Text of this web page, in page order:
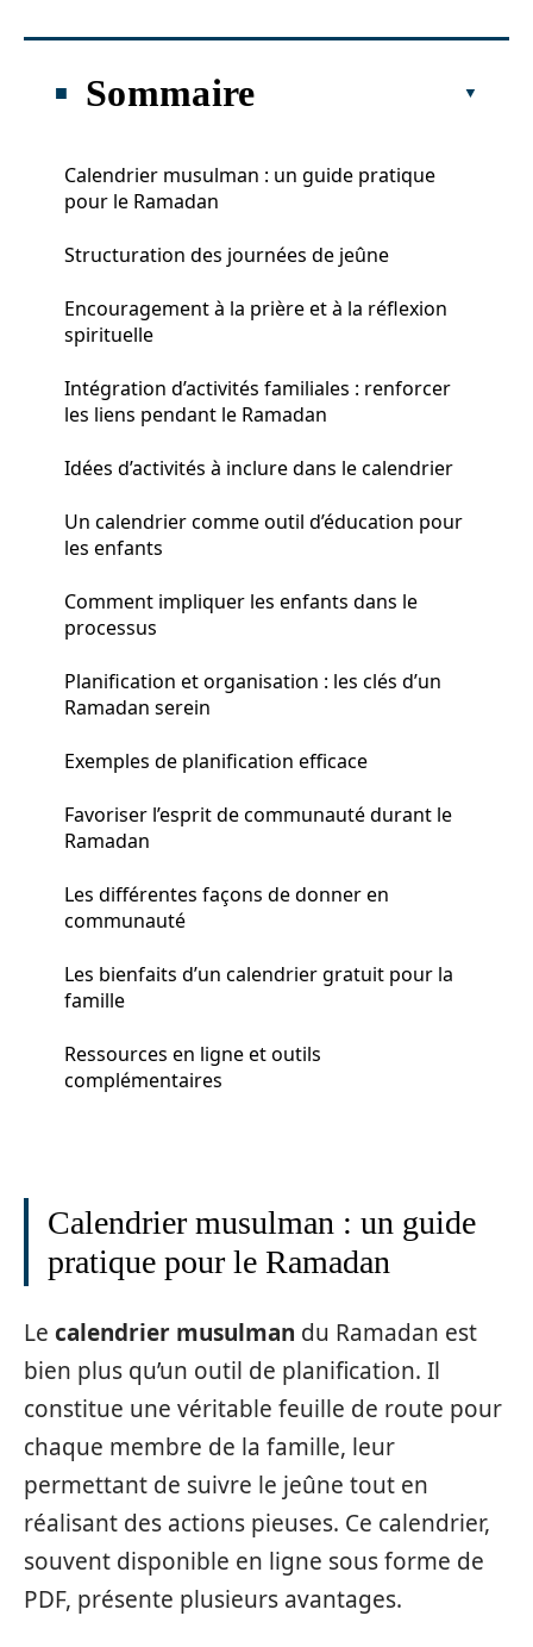
Sommaire
Calendrier musulman : un guide pratique
pour le Ramadan
Structuration des journées de jeûne
Encouragement à la prière et à la réflexion
spirituelle
Intégration d’activités familiales : renforcer
les liens pendant le Ramadan
Idées d’activités à inclure dans le calendrier
Un calendrier comme outil d’éducation pour
les enfants
Comment impliquer les enfants dans le
processus
Planification et organisation : les clés d’un
Ramadan serein
Exemples de planification efficace
Favoriser l’esprit de communauté durant le
Ramadan
Les différentes façons de donner en
communauté
Les bienfaits d’un calendrier gratuit pour la
famille
Ressources en ligne et outils
complémentaires
Calendrier musulman : un guide
pratique pour le Ramadan
Le calendrier musulman du Ramadan est
bien plus qu’un outil de planification. Il
constitue une véritable feuille de route pour
chaque membre de la famille, leur
permettant de suivre le jeûne tout en
réalisant des actions pieuses. Ce calendrier,
souvent disponible en ligne sous forme de
PDF, présente plusieurs avantages.